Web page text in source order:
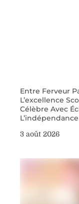
Entre Ferveur
L’excellence
Célèbre Avec
3 août 2026